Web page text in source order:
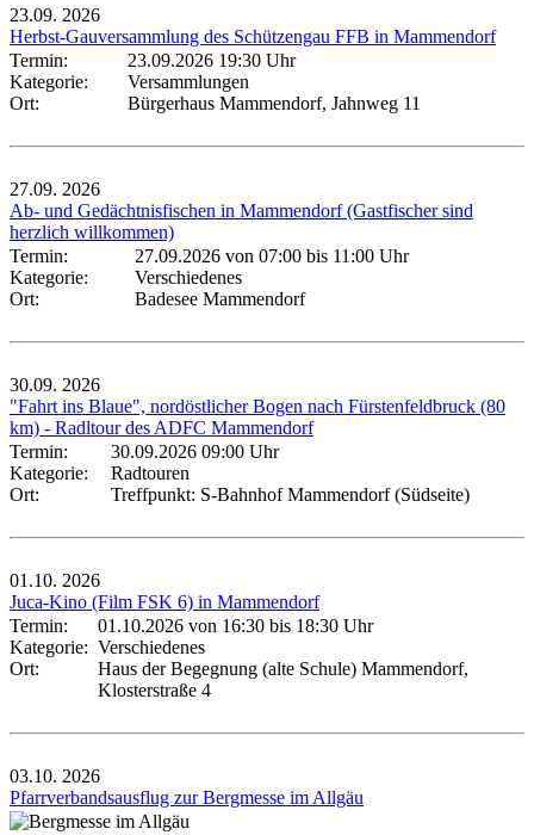
23.09. 2026
Herbst-Gauversammlung des Schützengau FFB in Mammendorf
Termin:
23.09.2026 19:30 Uhr
Kategorie:
Versammlungen
Ort:
Bürgerhaus Mammendorf, Jahnweg 11
27.09. 2026
Ab- und Gedächtnisfischen in Mammendorf (Gastfischer sind
herzlich willkommen)
Termin:
27.09.2026 von 07:00 bis 11:00 Uhr
Kategorie:
Verschiedenes
Ort:
Badesee Mammendorf
30.09. 2026
"Fahrt ins Blaue", nordöstlicher Bogen nach Fürstenfeldbruck (80
km) - Radltour des ADFC Mammendorf
Termin:
30.09.2026 09:00 Uhr
Kategorie:
Radtouren
Ort:
Treffpunkt: S-Bahnhof Mammendorf (Südseite)
01.10. 2026
Juca-Kino (Film FSK 6) in Mammendorf
Termin:
01.10.2026 von 16:30 bis 18:30 Uhr
Kategorie: Verschiedenes
Ort:
Haus der Begegnung (alte Schule) Mammendorf,
Klosterstraße 4
03.10. 2026
Pfarrverbandsausflug zur Bergmesse im Allgäu